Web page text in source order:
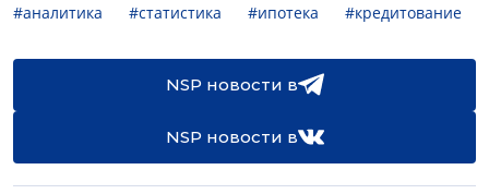
#аналитика #статистика #ипотека #кредитование
NSP новости в
NSP новости в